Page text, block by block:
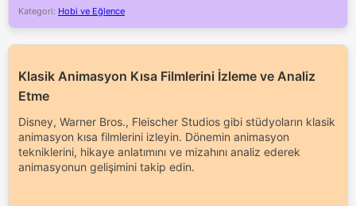
Kategori: Hobi ve Eğlence
Klasik Animasyon Kısa Filmlerini İzleme ve Analiz
Etme
Disney, Warner Bros., Fleischer Studios gibi stüdyoların klasik
animasyon kısa filmlerini izleyin. Dönemin animasyon
tekniklerini, hikaye anlatımını ve mizahını analiz ederek
animasyonun gelişimini takip edin.